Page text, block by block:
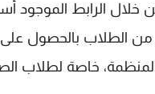
خلال الرابط الموجود
من الطلاب بالحصول
خاصة لطلاب